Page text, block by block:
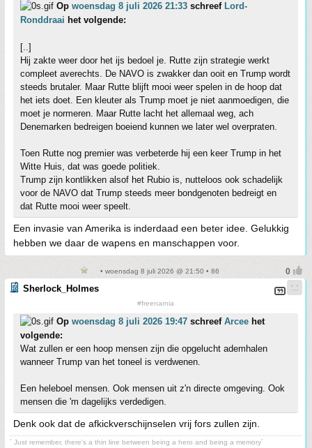
Op woensdag 8 juli 2026 21:33 schreef Lord-
Ronddraai het volgende:
[..]
Hij zakte weer door het ijs bedoel je. Rutte zijn strategie werkt
compleet averechts. De NAVO is zwakker dan ooit en Trump wordt
steeds brutaler. Maar Rutte blijft mooi weer spelen in de hoop dat
het iets doet. Een kleuter als Trump moet je niet aanmoedigen, die
moet je normeren. Maar Rutte lacht het allemaal weg, ach
Denemarken bedreigen boeiend kunnen we later wel overpraten.
Toen Rutte nog premier was verbeterde hij een keer Trump in het
Witte Huis, dat was goede politiek.
Trump zijn kontlikken alsof het Rubio is, nutteloos ook schadelijk
voor de NAVO dat Trump steeds meer bondgenoten bedreigt en
dat Rutte mooi weer speelt.
Een invasie van Amerika is inderdaad een beter idee. Gelukkig
hebben we daar de wapens en manschappen voor.
• woensdag 8 juli 2026 @ 21:50 • 86
Sherlock_Holmes
#freenarnia
Op woensdag 8 juli 2026 19:47 schreef Arcee het
volgende:
Wat zullen er een hoop mensen zijn die opgelucht ademhalen
wanneer Trump van het toneel is verdwenen.
Een heleboel mensen. Ook mensen uit z'n directe omgeving. Ook
mensen die 'm dagelijks verdedigen.
Denk ook dat de afkickverschijnselen vrij fors zullen zijn.
´ Just remember, there's a thin line between being a hero and being a memory´